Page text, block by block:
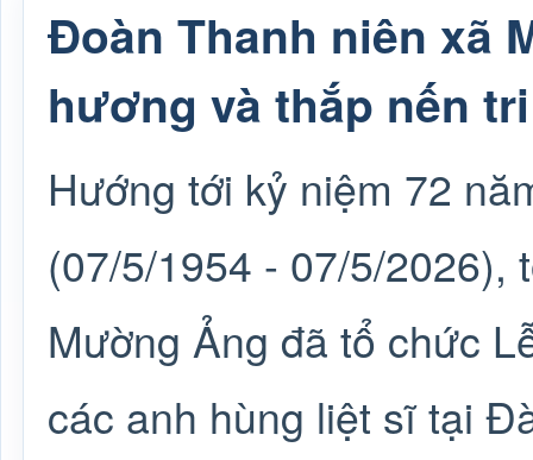
Đoàn Thanh niên xã
hương và thắp nến
Hướng tới kỷ niệm 72
(07/5/1954 - 07/5/
Mường Ảng đã tổ chức
các anh hùng liệt sĩ tại